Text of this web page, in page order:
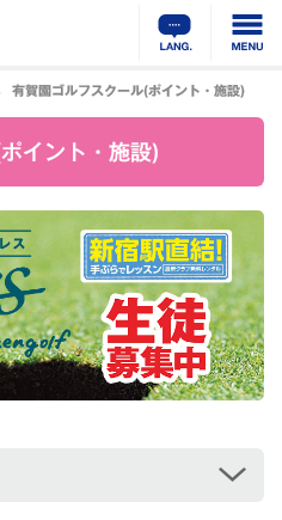
有賀園ゴルフスクール(ポイント・施設)
イント・施設)